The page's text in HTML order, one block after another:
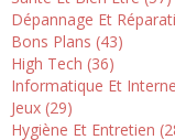
Dépannage Et
Bons Plans (43)
High Tech (36)
Informatique Et
Jeux (29)
Hygiène Et Entretien